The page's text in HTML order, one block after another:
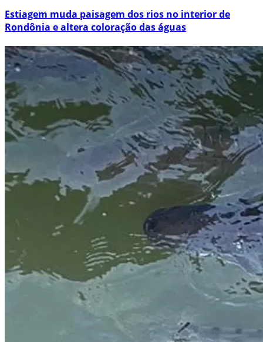
Estiagem muda paisagem dos rios no interior de
Rondônia e altera coloração das águas